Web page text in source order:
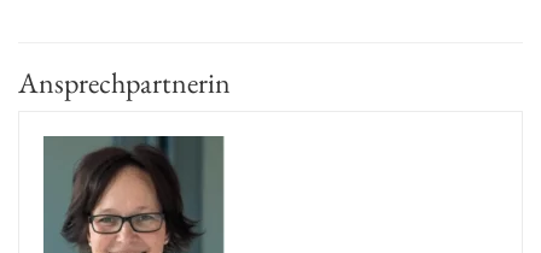
Ansprechpartnerin